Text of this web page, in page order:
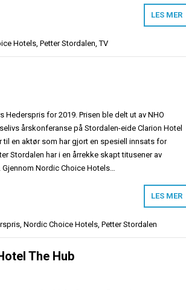
LES MER
Hotels, Petter Stordalen,TV
Hederspris for 2019. Prisen ble delt ut av NHO
årskonferanse på Stordalen-eide Clarion Hotel
til en aktør som har gjort en spesiell innsats for
Stordalen har i en årrekke skapt titusener av
Nordic Choice Hotels…
LES MER
Nordic Choice Hotels Petter Stordalen
The Hub